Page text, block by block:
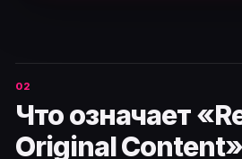
Что означает
Original Content»